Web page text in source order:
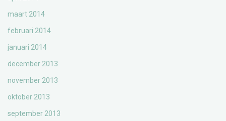
maart 2014
februari 2014
januari 2014
december 2013
november 2013
oktober 2013
september 2013